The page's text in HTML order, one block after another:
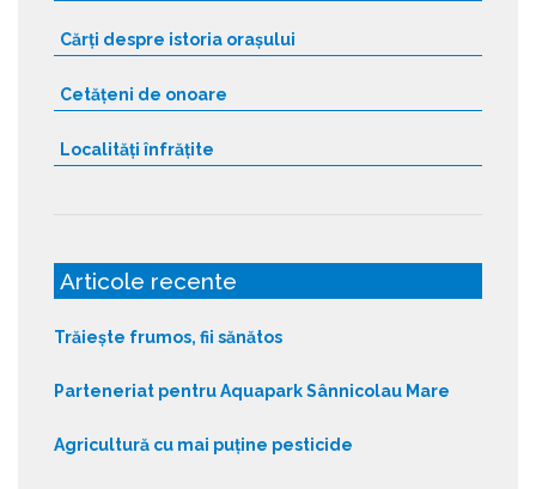
Cărți despre istoria orașului
Cetățeni de onoare
Localități înfrățite
Articole recente
Trăiește frumos, fii sănătos
Parteneriat pentru Aquapark Sânnicolau Mare
Agricultură cu mai puține pesticide